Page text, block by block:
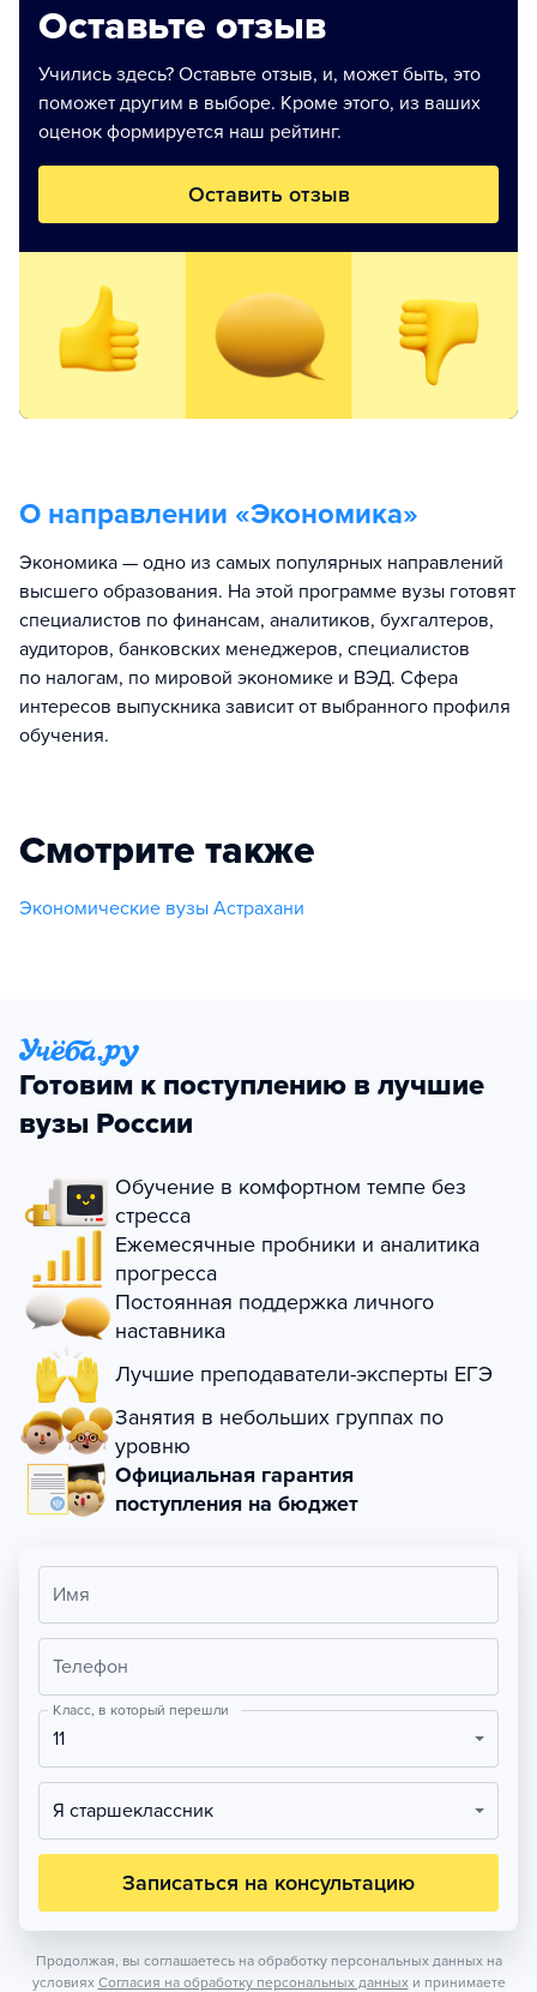
Оставьте отзыв
Учились здесь? Оставьте отзыв, и, может быть, это
поможет другим в выборе. Кроме этого, из ваших
оценок формируется наш рейтинг.
Оставить отзыв
О направлении «Экономика»
Экономика — одно из самых популярных направлений
высшего образования. На этой программе вузы готовят
специалистов по финансам, аналитиков, бухгалтеров,
аудиторов, банковских менеджеров, специалистов
по налогам, по мировой экономике и ВЭД. Сфера
интересов выпускника зависит от выбранного профиля
обучения.
Смотрите также
Экономические вузы Астрахани
Готовим к поступлению в лучшие
вузы России
Обучение в комфортном темпе без
стресса
Ежемесячные пробники и аналитика
прогресса
Постоянная поддержка личного
наставника
Лучшие преподаватели-эксперты ЕГЭ
Занятия в небольших группах по
уровню
Официальная гарантия
поступления на бюджет
Имя
Телефон
Класс, в который перешли
11
Я старшеклассник
Записаться на консультацию
Продолжая, вы соглашаетесь на обработку персональных данных на
условиях Согласия на обработку персональных данных и принимаете